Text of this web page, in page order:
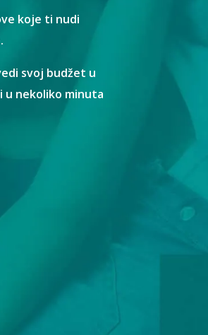
koje ti nudi
svoj budžet u
u nekoliko minuta